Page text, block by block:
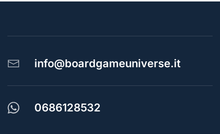
info@boardgameuniverse.it
0686128532